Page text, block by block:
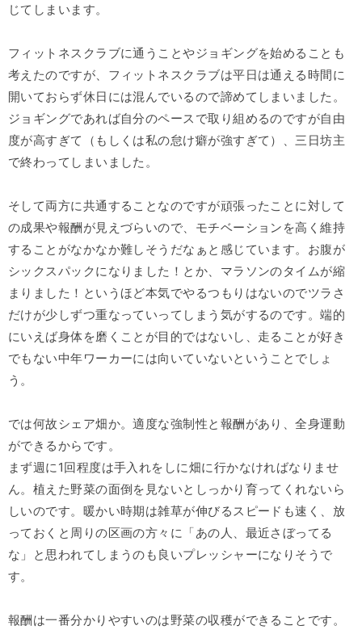
じてしまいます。
フィットネスクラブに通うことやジョギングを始めることも
考えたのですが、フィットネスクラブは平日は通える時間に
開いておらず休日には混んでいるので諦めてしまいました。
ジョギングであれば自分のペースで取り組めるのですが自由
度が高すぎて（もしくは私の怠け癖が強すぎて）、三日坊主
で終わってしまいました。
そして両方に共通することなのですが頑張ったことに対して
の成果や報酬が見えづらいので、モチベーションを高く維持
することがなかなか難しそうだなぁと感じています。お腹が
シックスパックになりました！とか、マラソンのタイムが縮
まりました！というほど本気でやるつもりはないのでツラさ
だけが少しずつ重なっていってしまう気がするのです。端的
にいえば身体を磨くことが目的ではないし、走ることが好き
でもない中年ワーカーには向いていないということでしょ
う。
では何故シェア畑か。適度な強制性と報酬があり、全身運動
ができるからです。
まず週に1回程度は手入れをしに畑に行かなければなりませ
ん。植えた野菜の面倒を見ないとしっかり育ってくれないら
しいのです。暖かい時期は雑草が伸びるスピードも速く、放
っておくと周りの区画の方々に「あの人、最近さぼってる
な」と思われてしまうのも良いプレッシャーになりそうで
す。
報酬は一番分かりやすいのは野菜の収穫ができることです。